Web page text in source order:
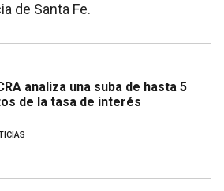
de Santa Fe.
analiza una suba de hasta 5
de la tasa de interés